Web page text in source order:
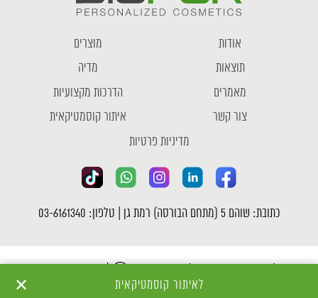
אודות
מוצרים
תוצאות
מדיה
מאמרים
הדרכות מקצועיות
צור קשר
איתור קוסמטיקאית
מדיניות פרטיות
כתובת: שוהם 5 (מתחם הבורסה) רמת גן | טלפון: 03-6161340
✕ לאיתור קוסמטיקאית